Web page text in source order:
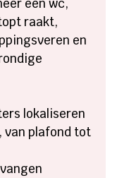
een wc,
raakt,
en
lokaliseren
van plafond tot